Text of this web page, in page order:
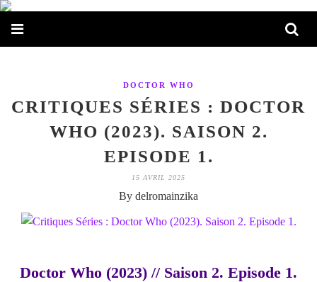
DOCTOR WHO
CRITIQUES SÉRIES : DOCTOR
WHO (2023). SAISON 2.
EPISODE 1.
15 AVRIL 2025
By delromainzika
Doctor Who (2023) // Saison 2. Episode 1.